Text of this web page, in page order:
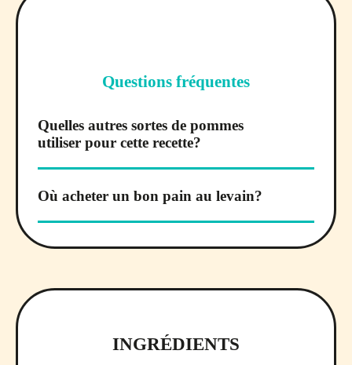
Questions fréquentes
Quelles autres sortes de pommes
utiliser pour cette recette?
Où acheter un bon pain au levain?
INGRÉDIENTS